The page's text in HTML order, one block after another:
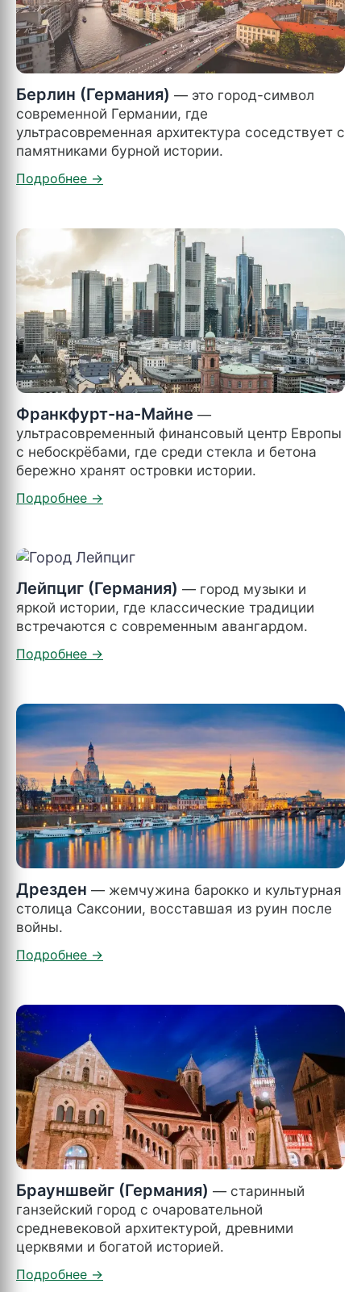
Берлин (Германия) — это город-символ
современной Германии, где
ультрасовременная архитектура соседствует с
памятниками бурной истории.
Франкфурт-на-Майне —
ультрасовременный финансовый центр Европы
с небоскрёбами, где среди стекла и бетона
бережно хранят островки истории.
Лейпциг (Германия) — город музыки и
яркой истории, где классические традиции
встречаются с современным авангардом.
Дрезден — жемчужина барокко и культурная
столица Саксонии, восставшая из руин после
войны.
Брауншвейг (Германия) — старинный
ганзейский город с очаровательной
средневековой архитектурой, древними
церквями и богатой историей.